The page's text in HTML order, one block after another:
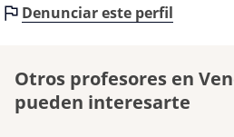
Denunciar este perfil
Otros profesores en
pueden interesarte